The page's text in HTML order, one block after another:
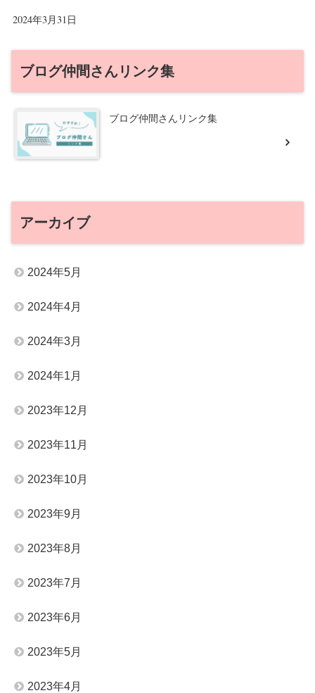
2024年3月31日
ブログ仲間さんリンク集
ブログ仲間さんリンク集
アーカイブ
2024年5月
2024年4月
2024年3月
2024年1月
2023年12月
2023年11月
2023年10月
2023年9月
2023年8月
2023年7月
2023年6月
2023年5月
2023年4月